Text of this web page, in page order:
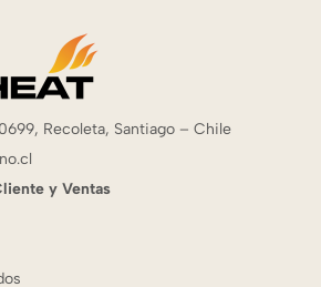
Recoleta, Santiago – Chile
y Ventas